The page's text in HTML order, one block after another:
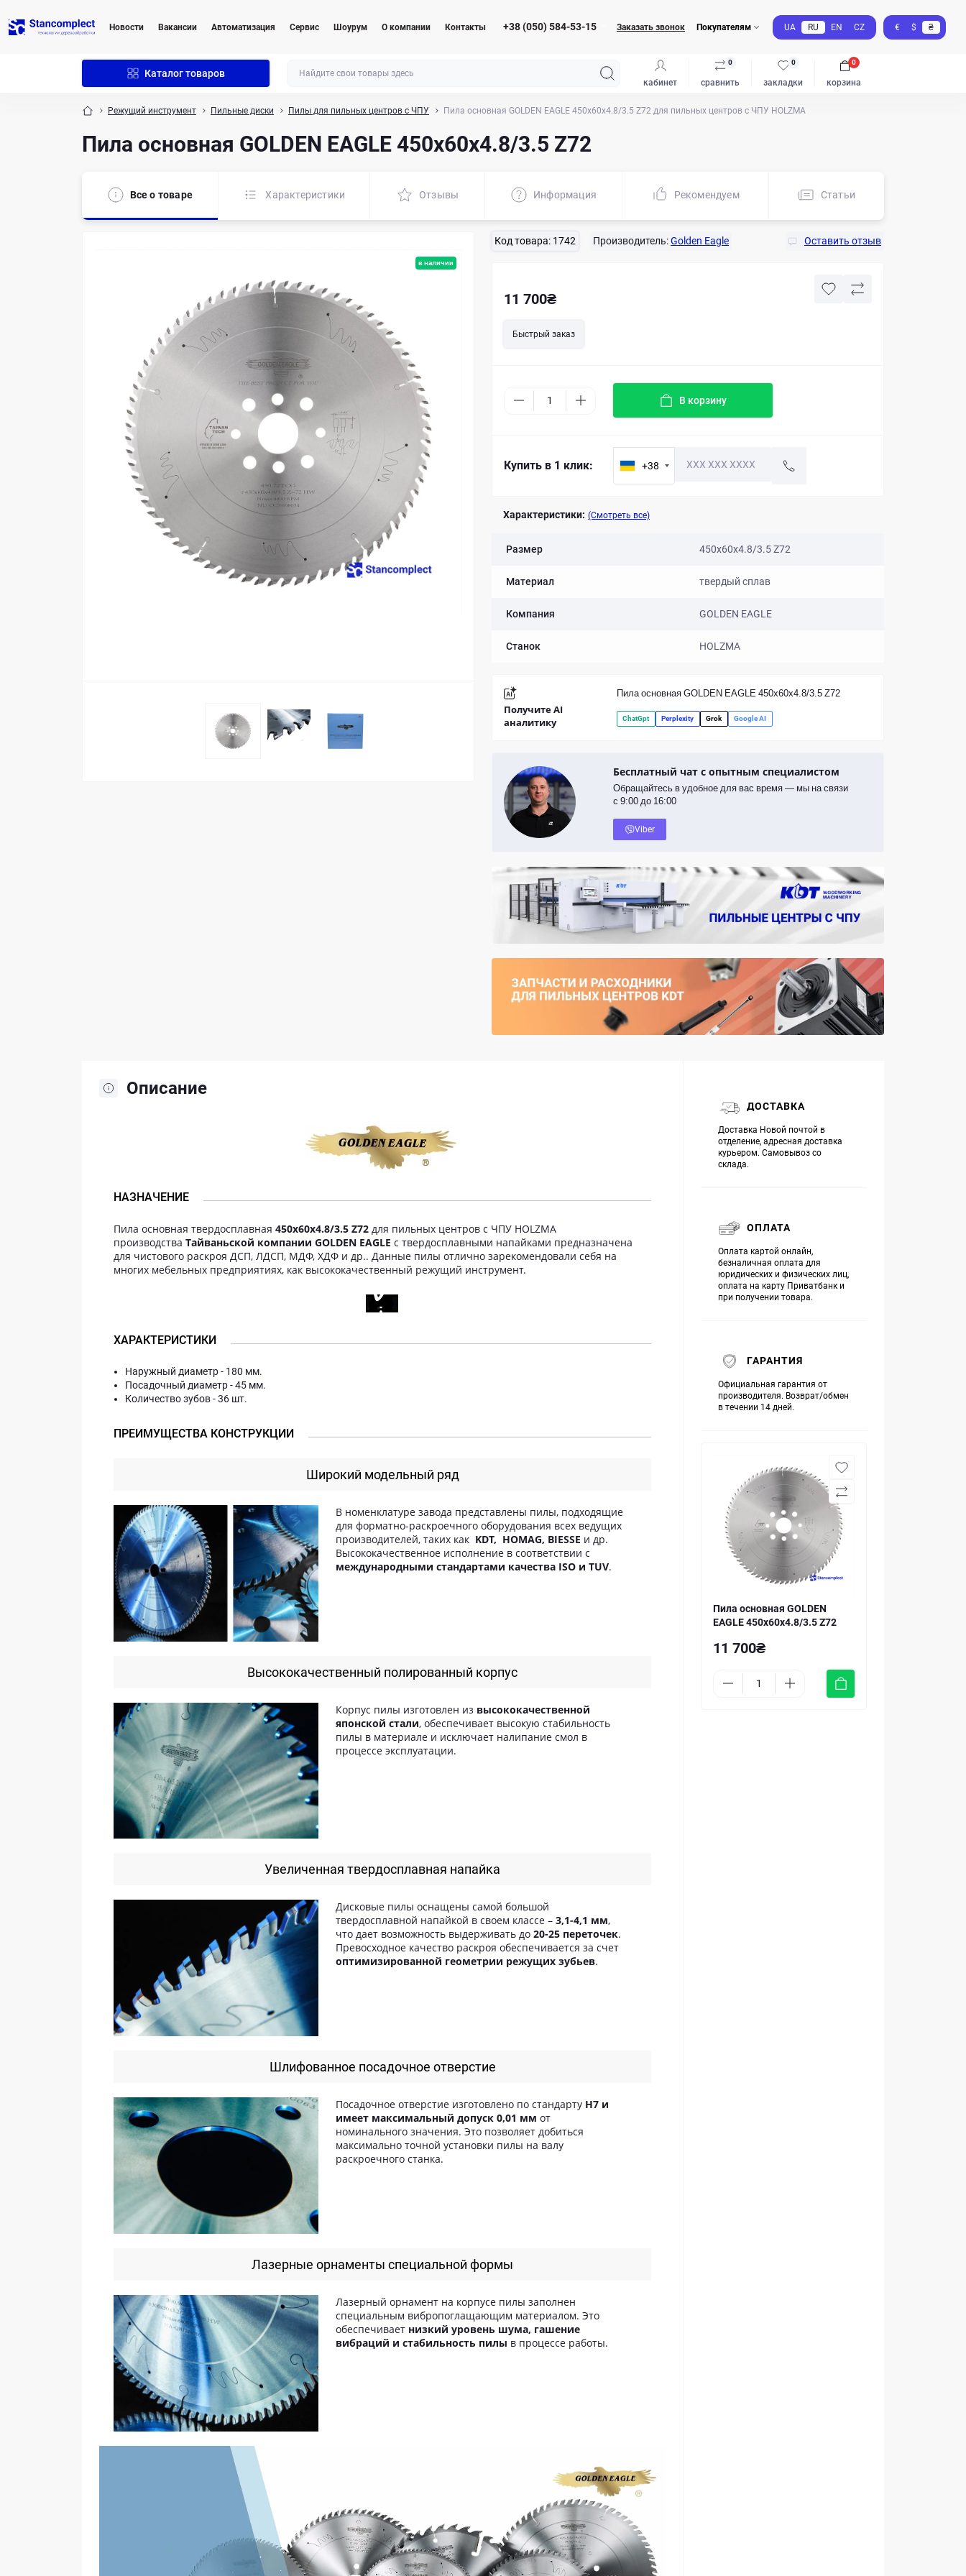
Новости Вакансии Автоматизация Сервис Шоурум О компании Контакты +38 (050) 584-53-15 Заказать звонок Покупателям UA RU EN CZ € $ ₴
Каталог товаров
кабинет сравнить
0
закладки
0
корзина
0
Режущий инструмент Пильные диски Пилы для пильных центров с ЧПУ Пила основная GOLDEN EAGLE 450x60x4.8/3.5 Z72 для пильных центров с ЧПУ HOLZMA
Пила основная GOLDEN EAGLE 450x60x4.8/3.5 Z72
Все о товаре Характеристики Отзывы Информация Рекомендуем Статьи
в наличии
Код товара: 1742 Производитель:Golden Eagle Оставить отзыв
11 700₴
Быстрый заказ
В корзину
Купить в 1 клик: +38
Характеристики: (Смотреть все)
Размер 450x60x4.8/3.5 Z72
Материал твердый сплав
Компания GOLDEN EAGLE
Станок HOLZMA
Получите AI
аналитику
Пила основная GOLDEN EAGLE 450x60x4.8/3.5 Z72
ChatGpt Perplexity Grok Google AI
Бесплатный чат с опытным специалистом
Обращайтесь в удобное для вас время — мы на связи
с 9:00 до 16:00
Viber
Описание
НАЗНАЧЕНИЕ
Пила основная твердосплавная 450x60x4.8/3.5 Z72 для пильных центров с ЧПУ HOLZMA
производства Тайваньской компании GOLDEN EAGLE с твердосплавными напайками предназначена
для чистового раскроя ДСП, ЛДСП, МДФ, ХДФ и др.. Данные пилы отлично зарекомендовали себя на
многих мебельных предприятиях, как высококачественный режущий инструмент.
ХАРАКТЕРИСТИКИ
Наружный диаметр - 180 мм.
Посадочный диаметр - 45 мм.
Количество зубов - 36 шт.
ПРЕИМУЩЕСТВА КОНСТРУКЦИИ
Широкий модельный ряд
В номенклатуре завода представлены пилы, подходящие
для форматно-раскроечного оборудования всех ведущих
производителей, таких как KDT, HOMAG, BIESSE и др.
Высококачественное исполнение в соответствии с
международными стандартами качества ISO и TUV.
Высококачественный полированный корпус
Корпус пилы изготовлен из высококачественной
японской стали, обеспечивает высокую стабильность
пилы в материале и исключает налипание смол в
процессе эксплуатации.
Увеличенная твердосплавная напайка
Дисковые пилы оснащены самой большой
твердосплавной напайкой в своем классе – 3,1-4,1 мм,
что дает возможность выдерживать до 20-25 переточек.
Превосходное качество раскроя обеспечивается за счет
оптимизированной геометрии режущих зубьев.
Шлифованное посадочное отверстие
Посадочное отверстие изготовлено по стандарту H7 и
имеет максимальный допуск 0,01 мм от
номинального значения. Это позволяет добиться
максимально точной установки пилы на валу
раскроечного станка.
Лазерные орнаменты специальной формы
Лазерный орнамент на корпусе пилы заполнен
специальным вибропоглащающим материалом. Это
обеспечивает низкий уровень шума, гашение
вибраций и стабильность пилы в процессе работы.
ДОСТАВКА
Доставка Новой почтой в
отделение, адресная доставка
курьером. Самовывоз со
склада.
ОПЛАТА
Оплата картой онлайн,
безналичная оплата для
юридических и физических лиц,
оплата на карту Приватбанк и
при получении товара.
ГАРАНТИЯ
Официальная гарантия от
производителя. Возврат/обмен
в течении 14 дней.
Пила основная GOLDEN
EAGLE 450x60x4.8/3.5 Z72
11 700₴